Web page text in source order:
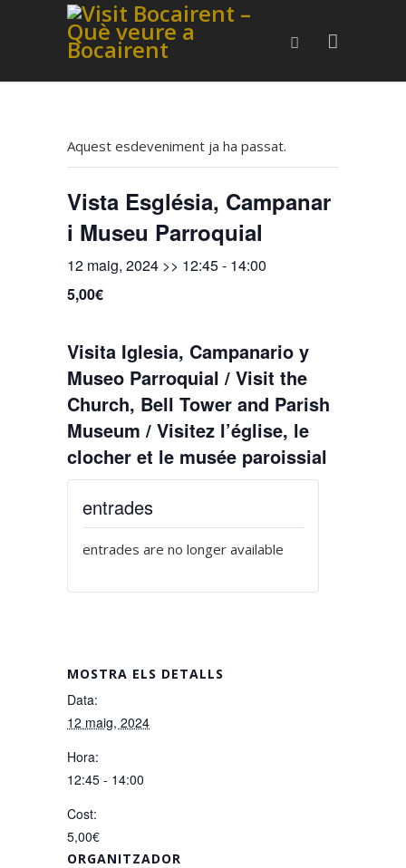
Aquest esdeveniment ja ha passat.
Vista Església, Campanar
i Museu Parroquial
12 maig, 2024 >> 12:45- 14:00
5,00€
Visita Iglesia, Campanario y
Museo Parroquial / Visit the
Church, Bell Tower and Parish
Museum / Visitez l’église, le
clocher et le musée paroissial
MOSTRA ELS DETALLS
Data:
12 maig, 2024
Hora:
12:45 - 14:00
Cost:
5,00€
ORGANITZADOR
entrades
entrades are no longer available